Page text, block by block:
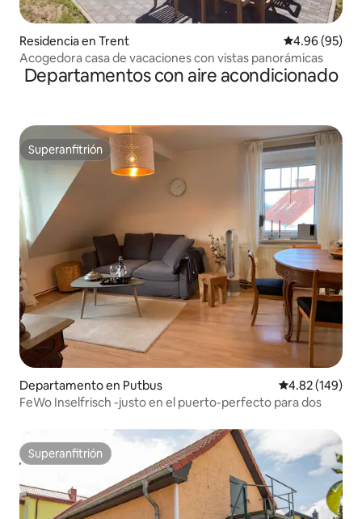
Residencia en Trent Calificación
4.96 (95)
Acogedora casa de vacaciones con vistas panorámicas
Departamentos con aire acondicionado
Superanfitrión
Superanfitrión
Departamento en Putbus Calificación
4.82 (149)
FeWo Inselfrisch -justo en el puerto-perfecto para dos
Superanfitrión
Superanfitrión